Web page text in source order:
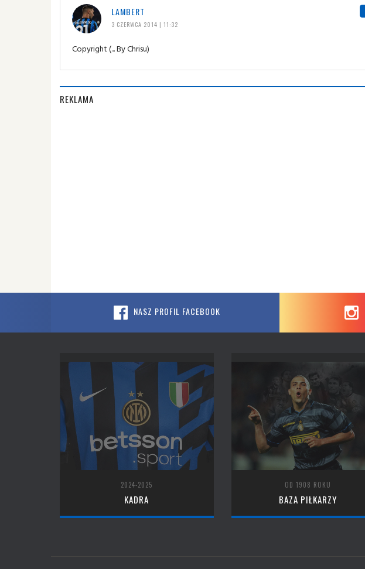
LAMBERT
3 CZERWCA 2014 | 11:32
Copyright (... By Chrisu)
REKLAMA
NASZ PROFIL FACEBOOK
2024-2025
KADRA
OD 1908 ROKU
BAZA PIŁKARZY